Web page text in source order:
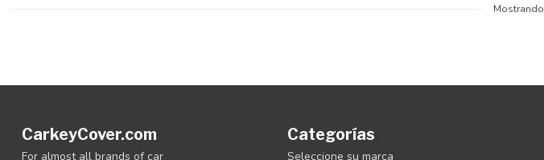
Mostrando
CarkeyCover.com
For almost all brands of car
Categorías
Seleccione su marca